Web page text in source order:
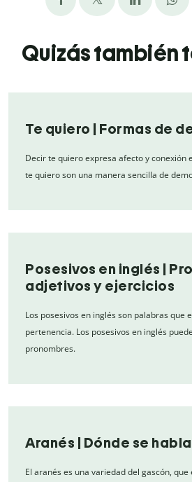
Quizás también
Te quiero | Formas de
Decir te quiero expresa afecto y conexión
te quiero son una manera sencilla de
Posesivos en inglés |
adjetivos y ejercicios
Los posesivos en inglés son palabras que
pertenencia. Los posesivos en inglés
pronombres.
Aranés | Dónde se
El aranés es una variedad del gascón, que